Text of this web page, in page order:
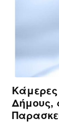
Δήμους,